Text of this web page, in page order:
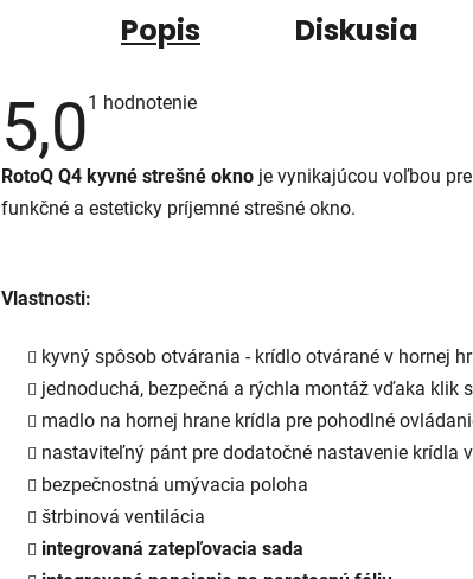
Popis Diskusia
5,0Priemerné
5,0
5
1 hodnotenie
RotoQ Q4 kyvné strešné okno je vynikajúcou voľbou
funkčné a esteticky príjemné strešné okno.
Vlastnosti:
kyvný spôsob otvárania - krídlo otvárané v hornej
jednoduchá, bezpečná a rýchla montáž vďaka klik
madlo na hornej hrane krídla pre pohodlné
nastaviteľný pánt pre dodatočné nastavenie krídla
bezpečnostná umývacia poloha
štrbinová ventilácia
integrovaná zatepľovacia sada